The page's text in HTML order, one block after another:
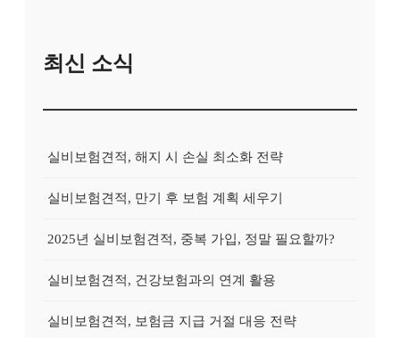
최신 소식
실비보험견적, 해지 시 손실 최소화 전략
실비보험견적, 만기 후 보험 계획 세우기
2025년 실비보험견적, 중복 가입, 정말 필요할까?
실비보험견적, 건강보험과의 연계 활용
실비보험견적, 보험금 지급 거절 대응 전략